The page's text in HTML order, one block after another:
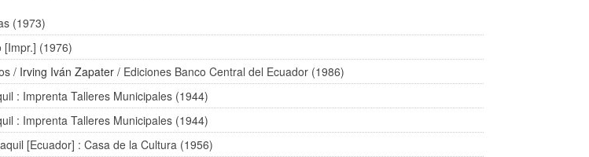
(1973)
[Impr.] (1976)
/ Irving Iván Zapater / Ediciones Banco Central del Ecuador (1986)
: Imprenta Talleres Municipales (1944)
: Imprenta Talleres Municipales (1944)
[Ecuador] : Casa de la Cultura (1956)